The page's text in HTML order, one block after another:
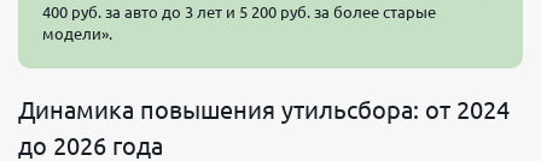
400 руб. за авто до 3 лет и 5 200 руб. за более старые
модели».
Динамика повышения утильсбора: от 2024
до 2026 года